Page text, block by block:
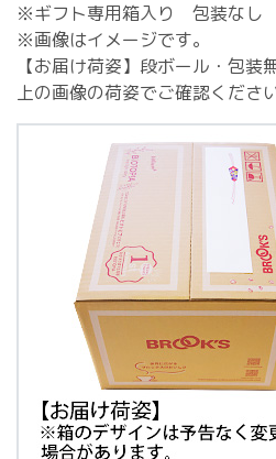
※ギフト専用箱入り 包装なし
※画像はイメージです。
【お届け荷姿】段ボール・包装
上の画像の荷姿でご確認くださ